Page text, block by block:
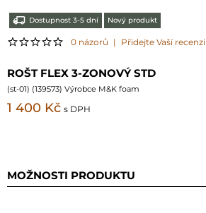
Dostupnost 3-5 dní Nový produkt
0 názorů | Přidejte Vaší recenzi
ROŠT FLEX 3-ZONOVÝ STD
(st-01) (139573) Výrobce M&K foam
1 400 Kč s DPH
MOŽNOSTI PRODUKTU